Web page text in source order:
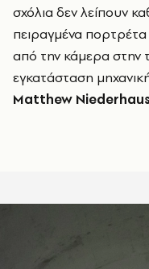
σχόλια δεν λείπουν
πειραγμένα
από την κάμερα στην
εγκατάσταση
Matthew